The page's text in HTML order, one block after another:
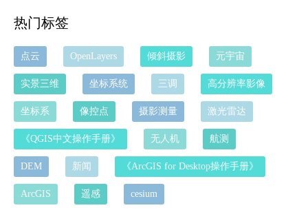
热门标签
点云 OpenLayers 倾斜摄影 元宇宙
实景三维 坐标系统 三调 高分辨率影像
坐标系 像控点 摄影测量 激光雷达
《QGIS中文操作手册》 无人机 航测
DEM 新闻 《ArcGIS for Desktop操作手册》
ArcGIS 遥感 cesium